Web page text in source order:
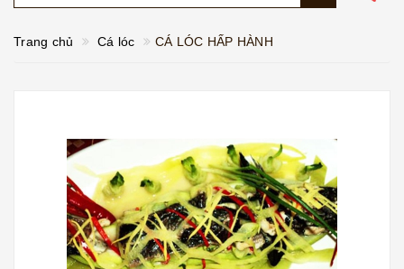
Trang chủ Cá lóc CÁ LÓC HẤP HÀNH